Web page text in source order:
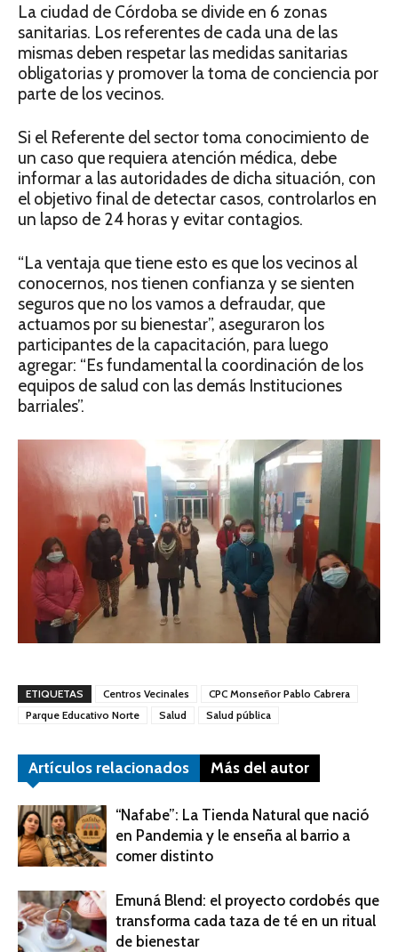
La ciudad de Córdoba se divide en 6 zonas
sanitarias. Los referentes de cada una de las
mismas deben respetar las medidas sanitarias
obligatorias y promover la toma de conciencia por
parte de los vecinos.
Si el Referente del sector toma conocimiento de
un caso que requiera atención médica, debe
informar a las autoridades de dicha situación, con
el objetivo final de detectar casos, controlarlos en
un lapso de 24 horas y evitar contagios.
“La ventaja que tiene esto es que los vecinos al
conocernos, nos tienen confianza y se sienten
seguros que no los vamos a defraudar, que
actuamos por su bienestar”, aseguraron los
participantes de la capacitación, para luego
agregar: “Es fundamental la coordinación de los
equipos de salud con las demás Instituciones
barriales”.
ETIQUETAS Centros Vecinales
CPC Monseñor Pablo Cabrera
Parque Educativo Norte
Salud Salud pública
Artículos relacionados Más del autor
“Nafabe”: La Tienda Natural que nació
en Pandemia y le enseña al barrio a
comer distinto
Emuná Blend: el proyecto cordobés que
transforma cada taza de té en un ritual
de bienestar